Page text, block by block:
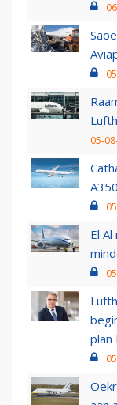
05-
El
plan